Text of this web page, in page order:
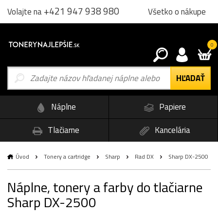
Volajte na+421 947 938 980 Všetko o nákupe
0
Náplne
Papiere
Tlačiarne
Kancelária
Úvod Tonery a cartridge Sharp Rad DX Sharp DX-2500
Náplne, tonery a farby do tlačiarne
Sharp DX-2500